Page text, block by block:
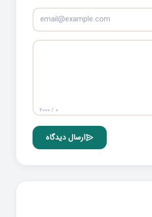
۰ / ۲۰۰۰
ارسال دیدگاه